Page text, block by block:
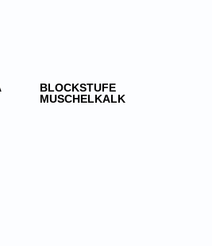
BLOCKSTUFE
MUSCHELKALK